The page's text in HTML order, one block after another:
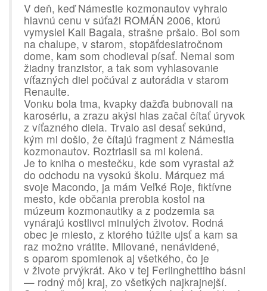
V deň, keď Námestie kozmonautov vyhralo
hlavnú cenu v súťaži ROMÁN 2006, ktorú
vymyslel Kali Bagala, strašne pršalo. Bol som
na chalupe, v starom, stopäťdesiatročnom
dome, kam som chodieval písať. Nemal som
žiadny tranzistor, a tak som vyhlasovanie
víťazných diel počúval z autorádia v starom
Renaulte.
Vonku bola tma, kvapky dažďa bubnovali na
karosériu, a zrazu akýsi hlas začal čítať úryvok
z víťazného diela. Trvalo asi desať sekúnd,
kým mi došlo, že čítajú fragment z Námestia
kozmonautov. Roztriasli sa mi kolená.
Je to kniha o mestečku, kde som vyrastal až
do odchodu na vysokú školu. Márquez má
svoje Macondo, ja mám Veľké Roje, fiktívne
mesto, kde občania prerobia kostol na
múzeum kozmonautiky a z podzemia sa
vynárajú kostlivci minulých životov. Rodná
obec je miesto, z ktorého túžite ujsť a kam sa
raz možno vrátite. Milované, nenávidené,
s oparom spomienok aj všetkého, čo je
v živote prvýkrát. Ako v tej Ferlinghettiho básni
— rodný môj kraj, zo všetkých najkrajnejší.